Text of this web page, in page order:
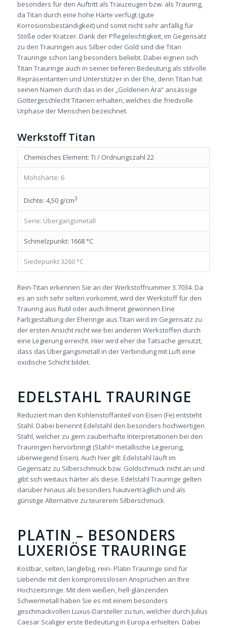
besonders für den Auftritt als Trauzeugen bzw. als Trauring,
da Titan durch eine hohe Härte verfügt (gute
Korrosionsbeständigkeit) und somit nicht sehr anfällig für
Stöße oder Kratzer. Dank der Pflegeleichtigkeit, im Gegensatz
zu den Trauringen aus Silber oder Gold sind die Titan
Trauringe schon lang besonders beliebt. Dabei eignen sich
Titan Trauringe auch in seiner tieferen Bedeutung als stilvolle
Repräsentanten und Unterstützer in der Ehe, denn Titan hat
seinen Namen durch das in der „Goldenen Ära“ ansässige
Göttergeschlecht Titanen erhalten, welches die friedvolle
Urphase der Menschen bezeichnet.
Werkstoff Titan
Chemisches Element: Ti / Ordnungszahl 22
Mohshärte: 6
Dichte: 4,50 g/cm3
Serie: Übergangsmetall
Schmelzpunkt: 1668 °C
Siedepunkt 3260 °C
Rein-Titan erkennen Sie an der Werkstoffnummer 3.7034. Da
es an sich sehr selten vorkommt, wird der Werkstoff für den
Trauring aus Rutil oder auch Ilmenit gewonnen.Eine
Farbgestaltung der Eheringe aus Titan wird im Gegensatz zu
der ersten Ansicht nicht wie bei anderen Werkstoffen durch
eine Legierung erreicht. Hier wird eher die Tatsache genutzt,
dass das Übergangsmetall in der Verbindung mit Luft eine
oxidische Schicht bildet.
EDELSTAHL TRAURINGE
Reduziert man den Kohlenstoffanteil von Eisen (Fe) entsteht
Stahl. Dabei benennt Edelstahl den besonders hochwertigen
Stahl, welcher zu gern zauberhafte Interpretationen bei den
Trauringen hervorbringt (Stahl= metallische Legierung,
überwiegend Eisen). Auch hier gilt: Edelstahl läuft im
Gegensatz zu Silberschmuck bzw. Goldschmuck nicht an und
gibt sich weitaus härter als diese. Edelstahl Trauringe gelten
darüber hinaus als besonders hautverträgllich und als
günstige Alternative zu teurerem Silberschmuck.
PLATIN – BESONDERS
LUXERIÖSE TRAURINGE
Kostbar, selten, langlebig, rein- Platin Trauringe sind für
Liebende mit den kompromisslosen Ansprüchen an Ihre
Hochzeitsringe. Mit dem weißen, hell-glänzenden
Schwermetall haben Sie es mit einem besonders
geschmackvollen Luxus-Darsteller zu tun, welcher durch Julius
Caesar Scaliger erste Bedeutung in Europa erhielten. Dabei